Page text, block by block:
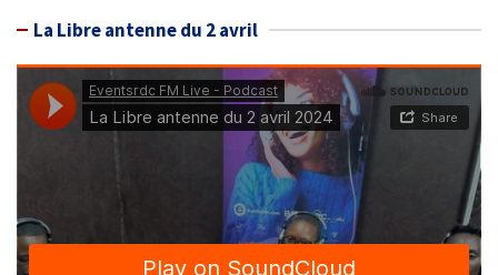
La Libre antenne du 2 avril